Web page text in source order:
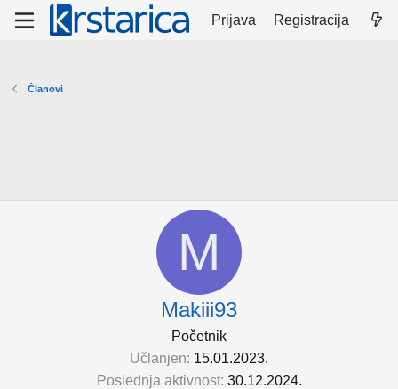
Prijava Registracija
Članovi
M
Makiii93
Početnik
Učlanjen 15.01.2023.
Poslednja aktivnost 30.12.2024.